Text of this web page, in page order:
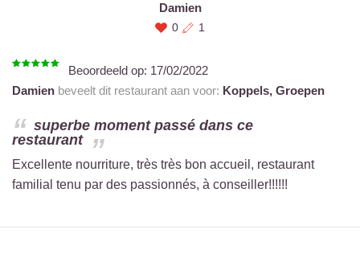
Damien
0 1
Beoordeeld op: 17/02/2022
Damien beveelt dit restaurant aan voor: Koppels, Groepen
superbe moment passé dans ce
restaurant
Excellente nourriture, très très bon accueil, restaurant
familial tenu par des passionnés, à conseiller!!!!!!